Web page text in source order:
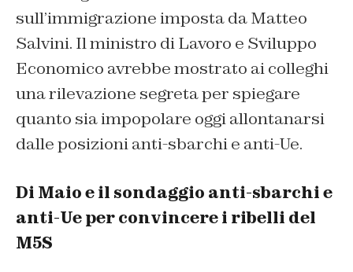
sull’immigrazione imposta da Matteo
Salvini. Il ministro di Lavoro e Sviluppo
Economico avrebbe mostrato ai colleghi
una rilevazione segreta per spiegare
quanto sia impopolare oggi allontanarsi
dalle posizioni anti-sbarchi e anti-Ue.
Di Maio e il sondaggio anti-sbarchi e
anti-Ue per convincere i ribelli del
M5S